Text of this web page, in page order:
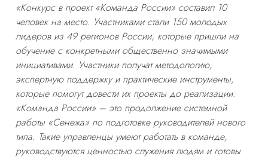
«Конкурс в проект «Команда России» составил 10
человек на место. Участниками стали 150 молодых
лидеров из 49 регионов России, которые пришли на
обучение с конкретными общественно значимыми
инициативами. Участники получат методологию,
экспертную поддержку и практические инструменты,
которые помогут довести их проекты до реализации.
«Команда России» – это продолжение системной
работы «Сенежа» по подготовке руководителей нового
типа. Такие управленцы умеют работать в команде,
руководствуются ценностью служения людям и готовы